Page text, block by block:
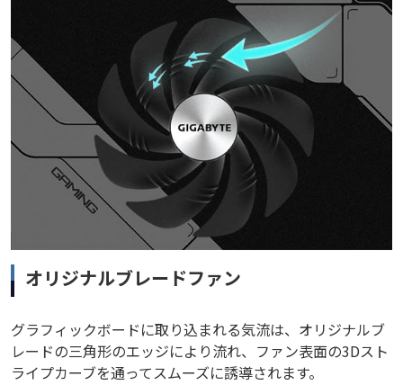
オリジナルブレードファン
グラフィックボードに取り込まれる気流は、オリジナルブ
レードの三角形のエッジにより流れ、ファン表面の3Dスト
ライプカーブを通ってスムーズに誘導されます。